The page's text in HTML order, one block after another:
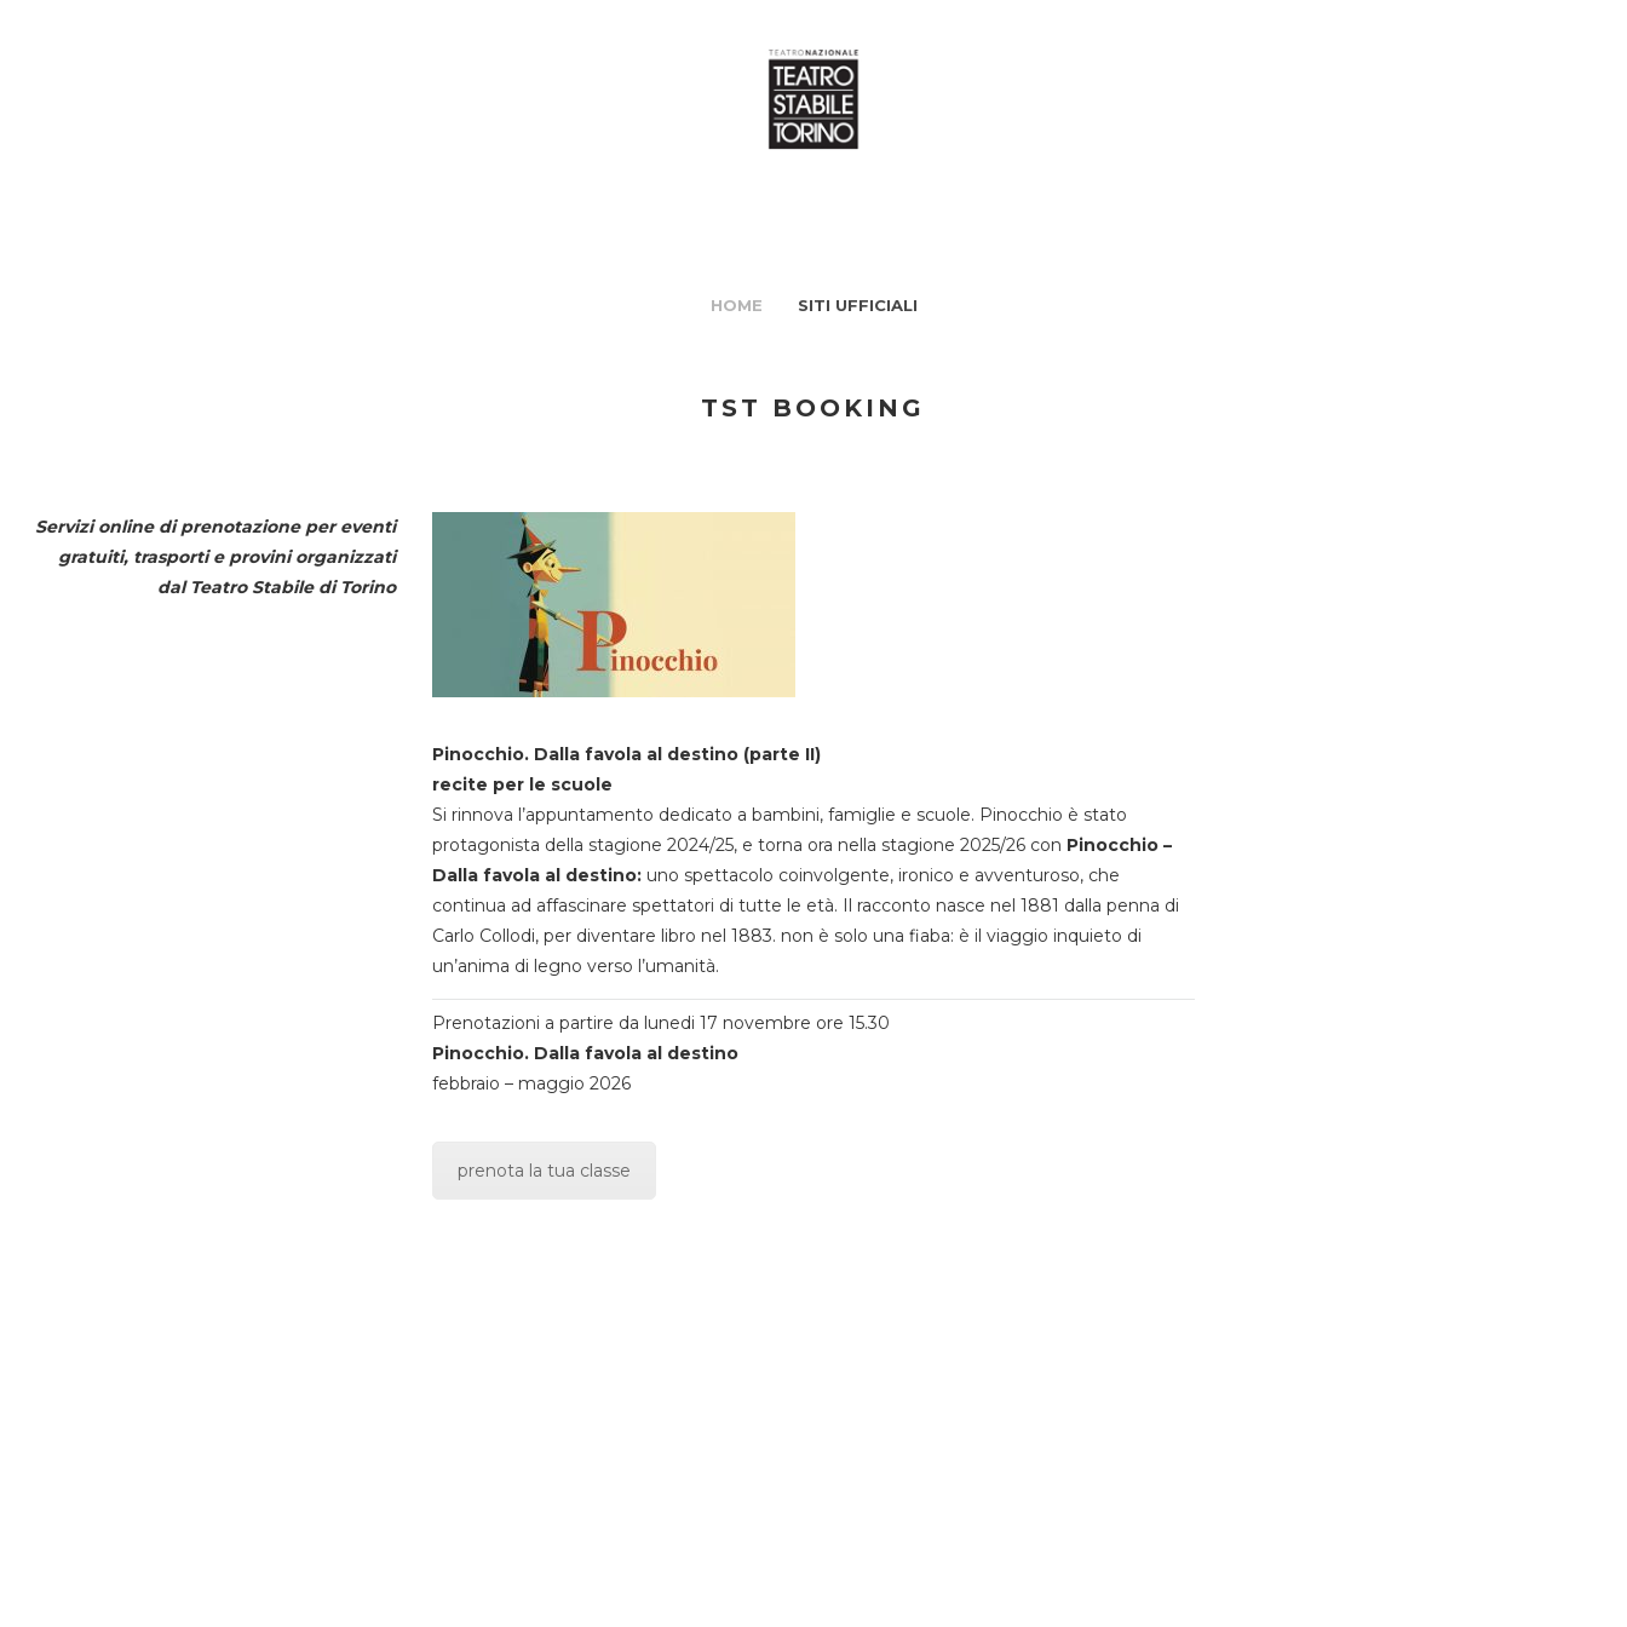
HOME SITI UFFICIALI
TST BOOKING
Servizi online di prenotazione per eventi
gratuiti, trasporti e provini organizzati
dal Teatro Stabile di Torino
Pinocchio. Dalla favola al destino (parte II)
recite per le scuole
Si rinnova l’appuntamento dedicato a bambini, famiglie e scuole. Pinocchio è stato
protagonista della stagione 2024/25, e torna ora nella stagione 2025/26 con Pinocchio –
Dalla favola al destino:uno spettacolo coinvolgente, ironico e avventuroso, che
continua ad affascinare spettatori di tutte le età. Il racconto nasce nel 1881 dalla penna di
Carlo Collodi, per diventare libro nel 1883. non è solo una fiaba: è il viaggio inquieto di
un’anima di legno verso l’umanità.
Prenotazioni a partire da lunedi 17 novembre ore 15.30
Pinocchio. Dalla favola al destino
febbraio – maggio 2026
prenota la tua classe